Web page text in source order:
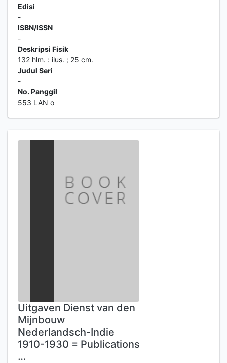
Edisi
-
ISBN/ISSN
-
Deskripsi Fisik
132 hlm. : ilus. ; 25 cm.
Judul Seri
-
No. Panggil
553 LAN o
Uitgaven Dienst van den
Mijnbouw
Nederlandsch-Indie
1910-1930 = Publications
…